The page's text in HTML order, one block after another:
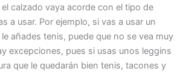
calzado vaya acorde con el tipo de
a usar. Por ejemplo, si vas a usar un
añades tenis, puede que no se vea muy
excepciones, pues si usas unos leggins
que le quedarán bien tenis, tacones y